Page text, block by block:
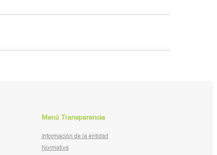
Menú Transparencia
Información de la entidad
Normativa